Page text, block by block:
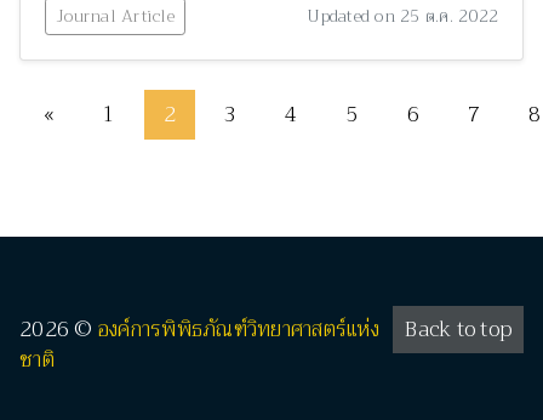
Journal Article Updated on 25 ต.ค. 2022
« 1 2 3 4 5 6 7 8
Back to top
2026 © องค์การพิพิธภัณฑ์วิทยาศาสตร์แห่ง
ชาติ